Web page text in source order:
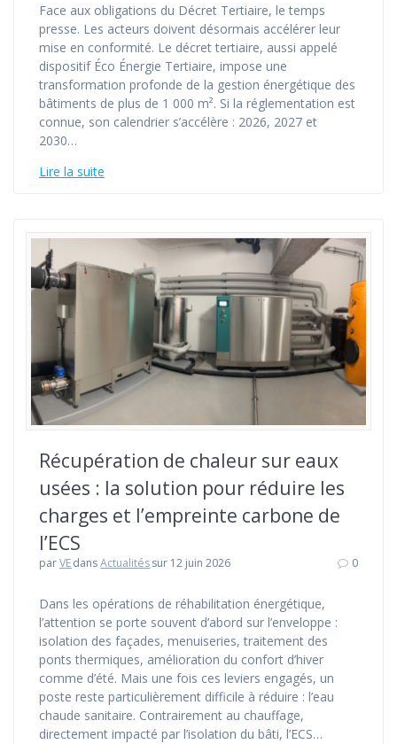
Face aux obligations du Décret Tertiaire, le temps
presse. Les acteurs doivent désormais accélérer leur
mise en conformité. Le décret tertiaire, aussi appelé
dispositif Éco Énergie Tertiaire, impose une
transformation profonde de la gestion énergétique des
bâtiments de plus de 1 000 m². Si la réglementation est
connue, son calendrier s’accélère : 2026, 2027 et
2030…
Lire la suite
Récupération de chaleur sur eaux
usées : la solution pour réduire les
charges et l’empreinte carbone de
l’ECS
parVEdansActualitéssur 12 juin 2026 0
Dans les opérations de réhabilitation énergétique,
l’attention se porte souvent d’abord sur l’enveloppe :
isolation des façades, menuiseries, traitement des
ponts thermiques, amélioration du confort d’hiver
comme d’été. Mais une fois ces leviers engagés, un
poste reste particulièrement difficile à réduire : l’eau
chaude sanitaire. Contrairement au chauffage,
directement impacté par l’isolation du bâti, l’ECS…